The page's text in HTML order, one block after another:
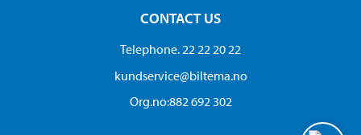
CONTACT US
Telephone. 22 22 20 22
kundservice@biltema.no
Org.no:882 692 302